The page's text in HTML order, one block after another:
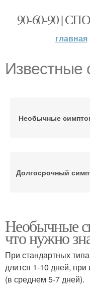
90-60-90 |
главная
Известные
Необычные
Долгосрочный
Необычные
что нужно
При стандартных
длится 1-10 дней,
(в среднем 5-7 дней).